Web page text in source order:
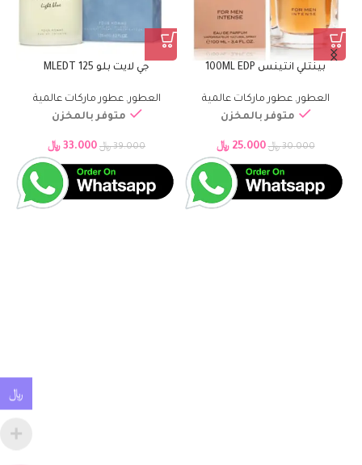
بينتلي انتينس 100ML EDP
العطور ,عطور ماركات عالمية
متوفر بالمخزن
30.000 ﷼ 25.000 ﷼
جي لايت بلو 125 MLEDT
العطور ,عطور ماركات عالمية
متوفر بالمخزن
39.000 ﷼ 33.000 ﷼
﷼